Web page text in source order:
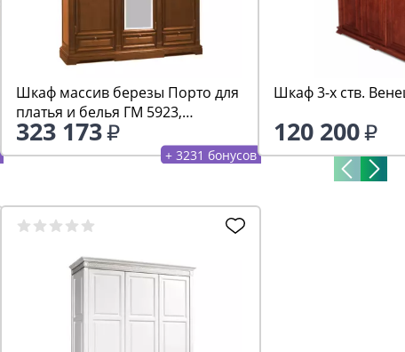
Шкаф массив березы Порто для
платья и белья ГМ 5923,
беловежский орех
323 173
+ 3231 бонусов
Шкаф 3-х ств.
120 200